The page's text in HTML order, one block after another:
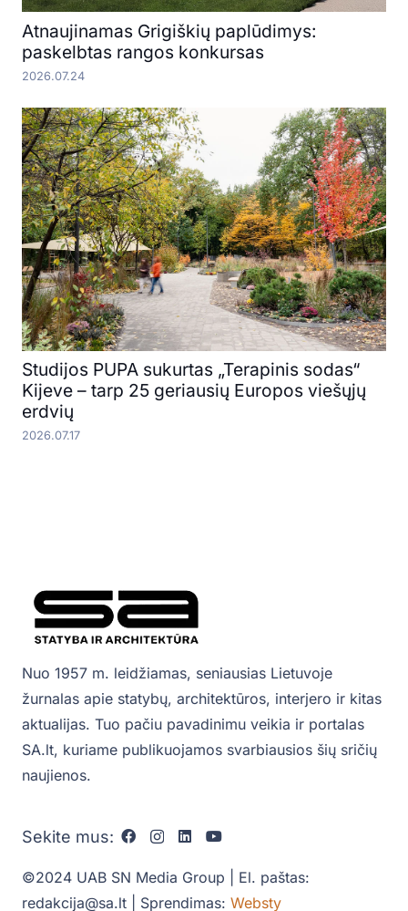
Atnaujinamas Grigiškių paplūdimys:
paskelbtas rangos konkursas
2026.07.24
Studijos PUPA sukurtas „Terapinis sodas“
Kijeve – tarp 25 geriausių Europos viešųjų
erdvių
2026.07.17
Nuo 1957 m. leidžiamas, seniausias Lietuvoje
žurnalas apie statybų, architektūros, interjero ir kitas
aktualijas. Tuo pačiu pavadinimu veikia ir portalas
SA.lt, kuriame publikuojamos svarbiausios šių sričių
naujienos.
Sekite mus:
©2024 UAB SN Media Group | El. paštas:
redakcija@sa.lt | Sprendimas: Websty